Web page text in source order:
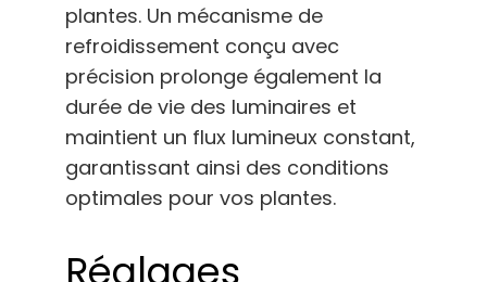
plantes. Un mécanisme de
refroidissement conçu avec
précision prolonge également la
durée de vie des luminaires et
maintient un flux lumineux constant,
garantissant ainsi des conditions
optimales pour vos plantes.